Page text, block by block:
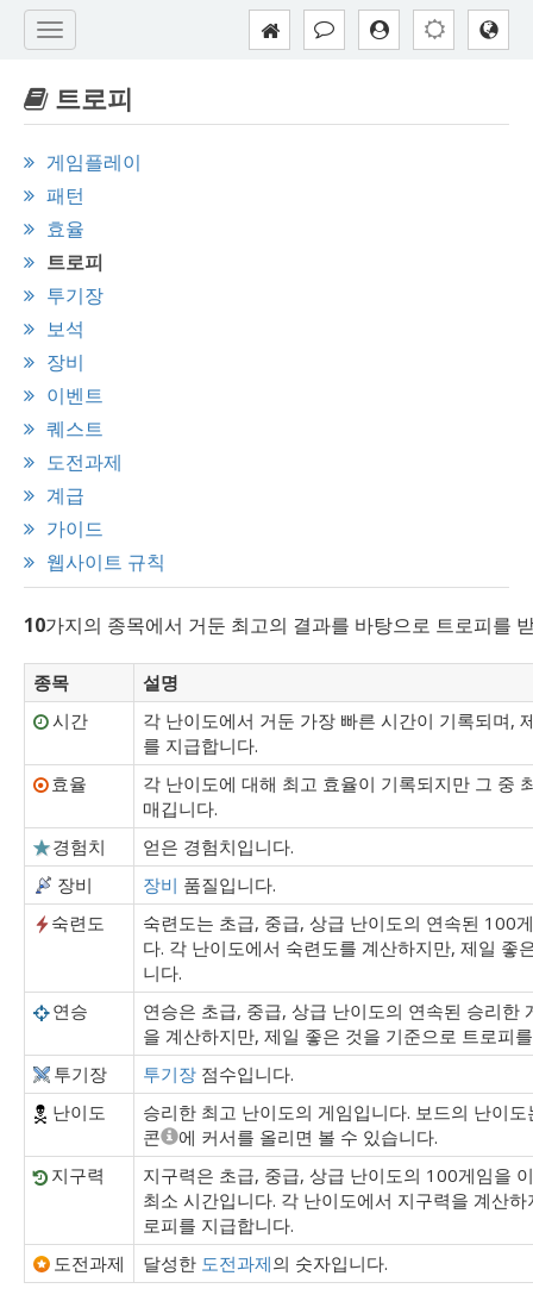
트로피
게임플레이
패턴
효율
트로피
투기장
보석
장비
이벤트
퀘스트
도전과제
계급
가이드
웹사이트 규칙
10가지의 종목에서 거둔 최고의 결과를 바탕으로 트로피를
종목
설명
시간
각 난이도에서 거둔 가장 빠른 시간이 기록되며,
를 지급합니다.
효율
각 난이도에 대해 최고 효율이 기록되지만 그 중
매깁니다.
경험치
얻은 경험치입니다.
장비
장비 품질입니다.
숙련도
숙련도는 초급, 중급, 상급 난이도의 연속된 100
다. 각 난이도에서 숙련도를 계산하지만, 제일 좋
니다.
연승
연승은 초급, 중급, 상급 난이도의 연속된 승리한
을 계산하지만, 제일 좋은 것을 기준으로 트로피
투기장
투기장 점수입니다.
난이도
승리한 최고 난이도의 게임입니다. 보드의 난이
콘
에 커서를 올리면 볼 수 있습니다.
지구력
지구력은 초급, 중급, 상급 난이도의 100게임을
최소 시간입니다. 각 난이도에서 지구력을 계산
로피를 지급합니다.
도전과제
달성한 도전과제의 숫자입니다.